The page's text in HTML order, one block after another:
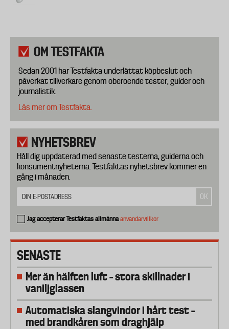
OM TESTFAKTA
Sedan 2001 har Testfakta underlättat köpbeslut och
påverkat tillverkare genom oberoende tester, guider och
journalistik.
Läs mer om Testfakta.
NYHETSBREV
Håll dig uppdaterad med senaste testerna, guiderna och
konsumentnyheterna. Testfaktas nyhetsbrev kommer en
gång i månaden.
Jag accepterar Testfaktas allmännaanvändarvillkor
SENASTE
Mer än hälften luft – stora skillnader i
vaniljglassen
Automatiska slangvindor i hårt test –
med brandkåren som draghjälp